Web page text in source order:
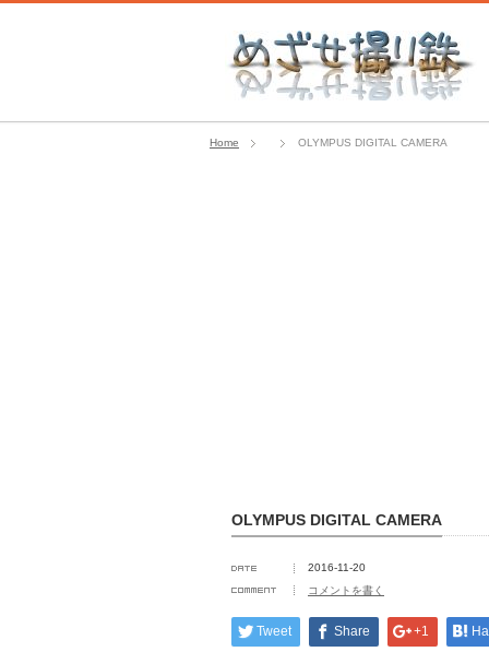
Home OLYMPUS DIGITAL CAMERA
OLYMPUS DIGITAL CAMERA
2016-11-20
コメントを書く
Tweet Share +1